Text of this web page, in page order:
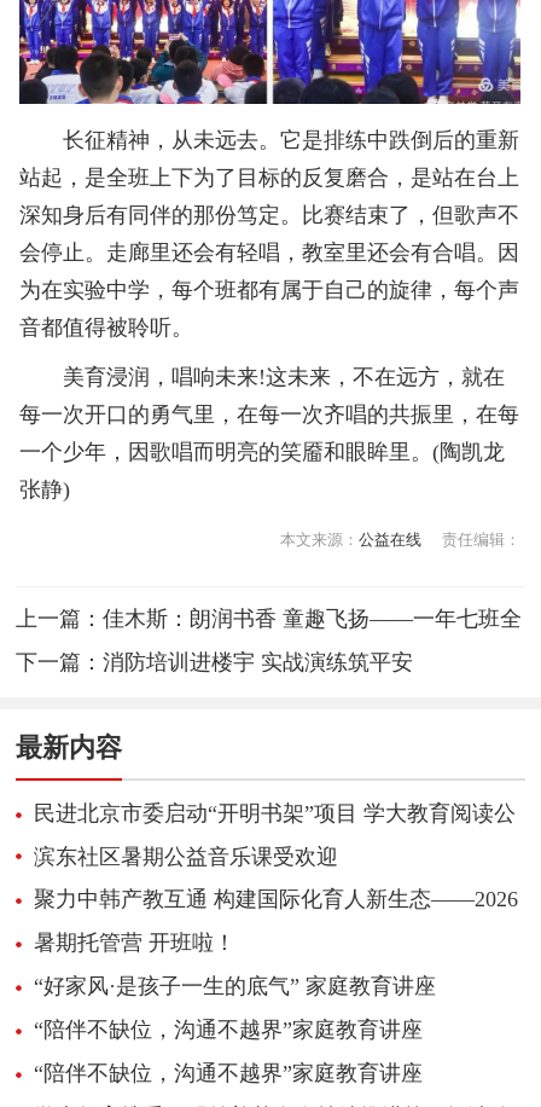
长征精神，从未远去。它是排练中跌倒后的重新
站起，是全班上下为了目标的反复磨合，是站在台上
深知身后有同伴的那份笃定。比赛结束了，但歌声不
会停止。走廊里还会有轻唱，教室里还会有合唱。因
为在实验中学，每个班都有属于自己的旋律，每个声
音都值得被聆听。
美育浸润，唱响未来!这未来，不在远方，就在
每一次开口的勇气里，在每一次齐唱的共振里，在每
一个少年，因歌唱而明亮的笑靥和眼眸里。(陶凯龙
张静)
本文来源： 公益在线 责任编辑：
上一篇：佳木斯：朗润书香 童趣飞扬——一年七班全
民阅读日朗诵活动掠影
下一篇：消防培训进楼宇 实战演练筑平安
最新内容
民进北京市委启动“开明书架”项目 学大教育阅读公
益迈向长效共享
滨东社区暑期公益音乐课受欢迎
聚力中韩产教互通 构建国际化育人新生态——2026
职业教育国际化创新合作大会顺利举办
暑期托管营 开班啦！
“好家风·是孩子一生的底气” 家庭教育讲座
“陪伴不缺位，沟通不越界”家庭教育讲座
“陪伴不缺位，沟通不越界”家庭教育讲座